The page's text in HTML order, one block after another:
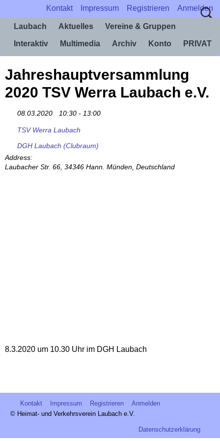
Kontakt Impressum Registrieren Anmelden
Laubach Aktuelles Vereine & Gruppen
Interaktiv Multimedia Archiv Konto PRIVAT
Jahreshauptversammlung
2020 TSV Werra Laubach e.V.
08.03.2020 10:30 - 13:00
TSV Werra Laubach
DGH Laubach (Clubraum)
Address:
Laubacher Str. 66, 34346 Hann. Münden, Deutschland
8.3.2020 um 10.30 Uhr im DGH Laubach
Kontakt Impressum Registrieren
Anmelden
© Heimat- und Verkehrsverein Laubach e.V.
Datenschutzerklärung